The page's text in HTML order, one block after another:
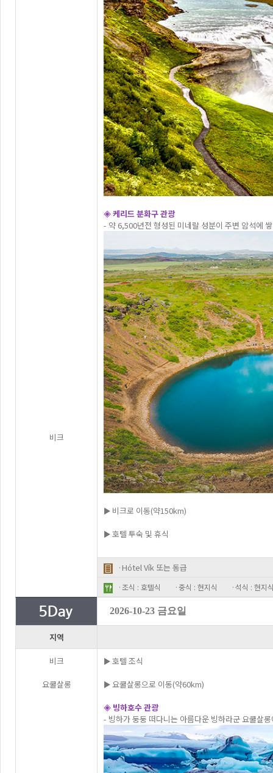
비크
◈ 케리드 분화구 관광
- 약 6,500년전 형성된 미네랄 성분이 주변 암석에
► 비크로 이동(약150km)
► 호텔 투숙 및 휴식
·Hótel Vík 또는 동급
·조식 : 호텔식 ·중식 : 현지식 ·석식 : 현지
2026-10-23 금요일
지역
비크
요쿨살롱
► 호텔 조식
► 요쿨살롱으로 이동(약60km)
◈ 빙하호수 관광
- 빙하가 둥둥 떠다니는 아름다운 빙하라군 요쿨살